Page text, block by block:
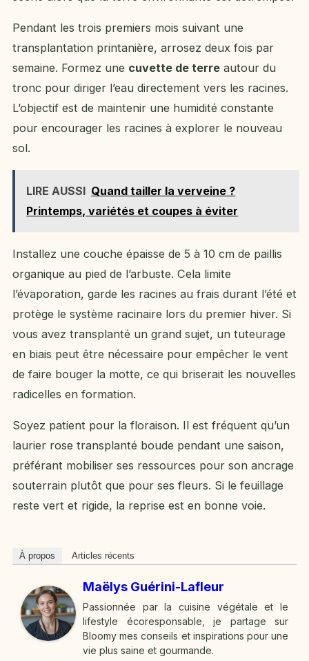
Pendant les trois premiers mois suivant une
transplantation printanière, arrosez deux fois par
semaine. Formez une cuvette de terre autour du
tronc pour diriger l’eau directement vers les racines.
L’objectif est de maintenir une humidité constante
pour encourager les racines à explorer le nouveau
sol.
LIRE AUSSI Quand tailler la verveine ?
Printemps, variétés et coupes à éviter
Installez une couche épaisse de 5 à 10 cm de paillis
organique au pied de l’arbuste. Cela limite
l’évaporation, garde les racines au frais durant l’été et
protège le système racinaire lors du premier hiver. Si
vous avez transplanté un grand sujet, un tuteurage
en biais peut être nécessaire pour empêcher le vent
de faire bouger la motte, ce qui briserait les nouvelles
radicelles en formation.
Soyez patient pour la floraison. Il est fréquent qu’un
laurier rose transplanté boude pendant une saison,
préférant mobiliser ses ressources pour son ancrage
souterrain plutôt que pour ses fleurs. Si le feuillage
reste vert et rigide, la reprise est en bonne voie.
À propos Articles récents
Maëlys Guérini-Lafleur
Passionnée par la cuisine végétale et le
lifestyle écoresponsable, je partage sur
Bloomy mes conseils et inspirations pour une
vie plus saine et gourmande.